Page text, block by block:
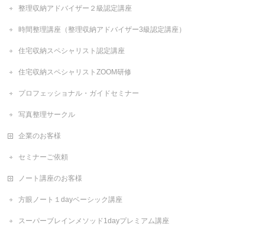
整理収納アドバイザー２級認定講座
時間整理講座（整理収納アドバイザー3級認定講座）
住宅収納スペシャリスト認定講座
住宅収納スペシャリストZOOM研修
プロフェッショナル・ガイドセミナー
写真整理サークル
企業のお客様
セミナーご依頼
ノート講座のお客様
方眼ノート１dayベーシック講座
スーパーブレインメソッド1dayプレミアム講座